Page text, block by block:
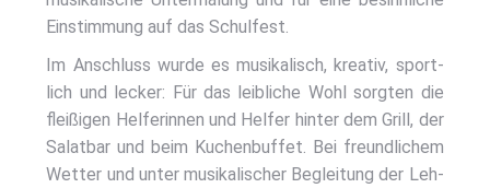
Ein­stim­mung auf das Schul­fest.
Im Anschluss wur­de es musi­ka­lisch, krea­tiv, sport­
lich und lecker: Für das leib­li­che Wohl sorg­ten die
flei­ßi­gen Hel­fe­rin­nen und Hel­fer hin­ter dem Grill, der
Salat­bar und beim Kuchen­buf­fet. Bei freund­li­chem
Wet­ter und unter musi­ka­li­scher Beglei­tung der Leh­